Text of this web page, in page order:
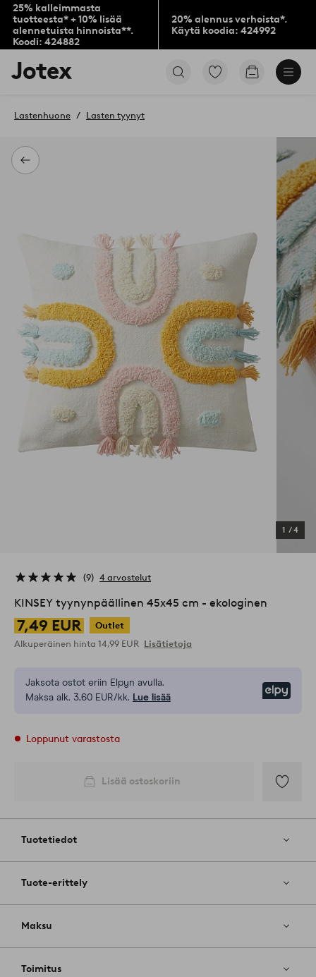
25% kalleimmasta
tuotteesta* + 10% lisää
alennetuista hinnoista**.
Koodi: 424882
20% alennus verhoista*.
Käytä koodia: 424992
Jotex-
logo
aloitussivulle
Siirry
Siirry
Takaisin
Lastenhuone Lasten tyynyt
1 /4
9 4 arvostelut
KINSEY tyynynpäällinen 45x45 cm - ekologinen
7,49 EUR
Outlet
Alkuperäinen hinta 14,99 EUR Lisätietoja
Jaksota ostot eriin Elpyn avulla.
Maksa alk. 3,60 EUR/kk. Lue lisää
Loppunut varastosta
Lisää ostoskoriin
Tuotetiedot
Tuote-erittely
Maksu
Toimitus